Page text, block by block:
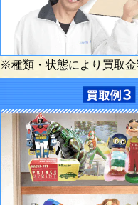
※種類・状態により買取金